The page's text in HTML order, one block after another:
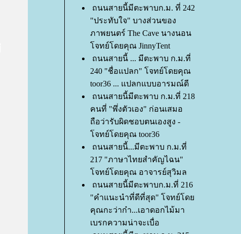
ถนนสายนี้มีตะพาบก.ม. ที่ 242
"ประทับใจ" บางส่วนของ
ภาพยนตร์ The Cave นางนอน
จทย์โดยคุณ JinnyTent
ถนนสายนี้ ... มีตะพาบ ก.ม.ที่
240 "ชื่อแปลก" โจทย์โดยคุณ
toor36 ... แปลกแบบอารมณ์ดี
ถนนสายนี้มีตะพาบ ก.ม.ที่ 218
คนที่ "พึ่งตัวเอง" ก่อนเสมอ
ถือว่ารับผิดชอบตนเองสูง -
จทย์โดยคุณ toor36
ถนนสายนี้...มีตะพาบ ก.ม.ที่
217 "ภาษาไทยสำคัญไฉน"
จทย์โดยคุณ อาจารย์สุวิมล
ถนนสายนี้มีตะพาบก.ม.ที่ 216
"คำแนะนำที่ดีที่สุด" โจทย์โด
คุณกะว่าก๋า...เอาดอกไม้มา
เบรกความน่าจะเบื่อ